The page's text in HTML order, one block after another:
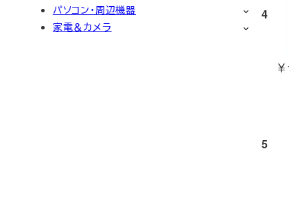
4
5
パソコン・周辺機器
家電＆カメラ